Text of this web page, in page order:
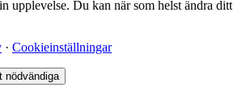
upplevelse. Du kan när som helst ändra ditt
· Cookieinställningar
nödvändiga